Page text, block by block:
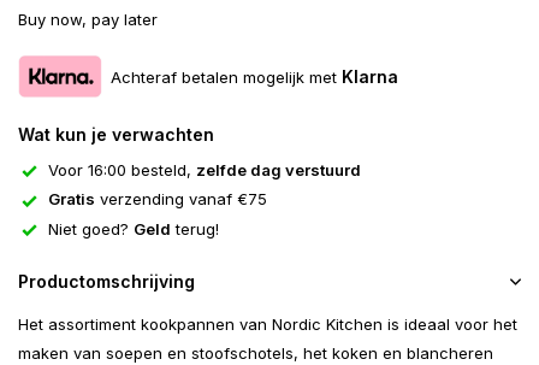
Buy now, pay later
Achteraf betalen mogelijk met Klarna
Wat kun je verwachten
Voor 16:00 besteld, zelfde dag verstuurd
Gratis verzending vanaf €75
Niet goed? Geld terug!
Productomschrijving
Het assortiment kookpannen van Nordic Kitchen is ideaal voor het
maken van soepen en stoofschotels, het koken en blancheren